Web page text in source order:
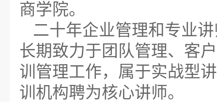
商学院。
二十年企业管理和专业
长期致力于团队管理、客
训管理工作，属于实战型
训机构聘为核心讲师。